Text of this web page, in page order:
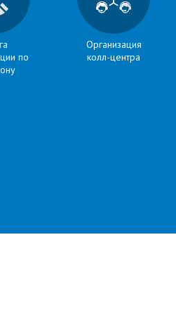
по
Организация
колл-центра